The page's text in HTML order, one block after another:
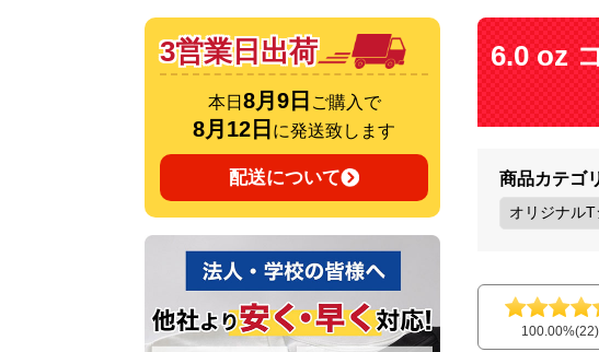
3営業日出荷
本日 8月9日 ご購入で
8月12日 に発送致します
配送について
6.0 oz
商品カテゴ
100.00%(22)